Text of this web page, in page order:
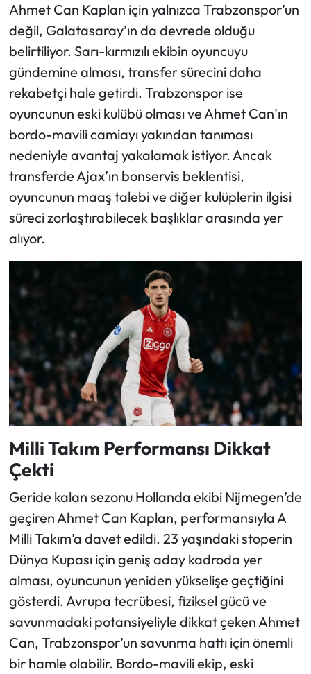
Ahmet Can Kaplan için yalnızca Trabzonspor’un
değil, Galatasaray’ın da devrede olduğu
belirtiliyor. Sarı-kırmızılı ekibin oyuncuyu
gündemine alması, transfer sürecini daha
rekabetçi hale getirdi. Trabzonspor ise
oyuncunun eski kulübü olması ve Ahmet Can’ın
bordo-mavili camiayı yakından tanıması
nedeniyle avantaj yakalamak istiyor. Ancak
transferde Ajax’ın bonservis beklentisi,
oyuncunun maaş talebi ve diğer kulüplerin ilgisi
süreci zorlaştırabilecek başlıklar arasında yer
alıyor.
Milli Takım Performansı Dikkat
Çekti
Geride kalan sezonu Hollanda ekibi Nijmegen’de
geçiren Ahmet Can Kaplan, performansıyla A
Milli Takım’a davet edildi. 23 yaşındaki stoperin
Dünya Kupası için geniş aday kadroda yer
alması, oyuncunun yeniden yükselişe geçtiğini
gösterdi. Avrupa tecrübesi, fiziksel gücü ve
savunmadaki potansiyeliyle dikkat çeken Ahmet
Can, Trabzonspor’un savunma hattı için önemli
bir hamle olabilir. Bordo-mavili ekip, eski